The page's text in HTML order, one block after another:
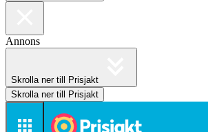
Annons
Skrolla ner till Prisjakt
Skrolla ner till Prisjakt